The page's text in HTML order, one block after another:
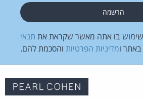
בו אתה מאשר שקראת את תנאי
באתר ומדיניות הפרטיות והסכמת להם.